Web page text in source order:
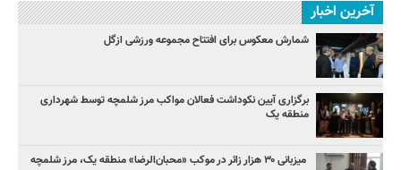
آخرین اخبار
شمارش معکوس برای افتتاح مجموعه ورزشی ازگل
برگزاری آیین نکوداشت فعالان مواکب مرز شلمچه توسط شهرداری
منطقه یک
میزبانی ۳۰ هزار زائر در موکب «محبان‌الرضا» منطقه یک، مرز شلمچه